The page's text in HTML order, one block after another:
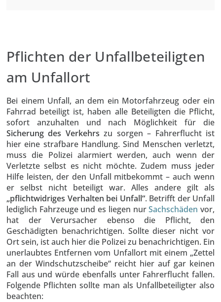
Pflichten der Unfallbeteiligten
am Unfallort
Bei einem Unfall, an dem ein Motorfahrzeug oder ein
Fahrrad beteiligt ist, haben alle Beteiligten die Pflicht,
sofort anzuhalten und nach Möglichkeit für die
Sicherung des Verkehrs zu sorgen – Fahrerflucht ist
hier eine strafbare Handlung. Sind Menschen verletzt,
muss die Polizei alarmiert werden, auch wenn der
Verletzte selbst es nicht möchte. Zudem muss jeder
Hilfe leisten, der den Unfall mitbekommt – auch wenn
er selbst nicht beteiligt war. Alles andere gilt als
„pflichtwidriges Verhalten bei Unfall“. Betrifft der Unfall
lediglich Fahrzeuge und es liegen nurSachschäden vor,
hat der Verursacher ebenso die Pflicht, den
Geschädigten benachrichtigen. Sollte dieser nicht vor
Ort sein, ist auch hier die Polizei zu benachrichtigen. Ein
unerlaubtes Entfernen vom Unfallort mit einem „Zettel
an der Windschutzscheibe“ reicht hier auf gar keinen
Fall aus und würde ebenfalls unter Fahrerflucht fallen.
Folgende Pflichten sollte man als Unfallbeteiligter also
beachten: